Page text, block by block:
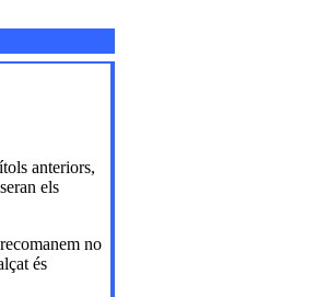
anteriors,
els
no
és